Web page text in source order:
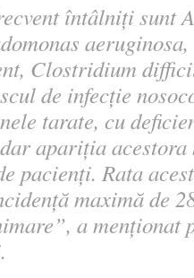
întâlniți sunt
Clostridium
de infecție
tarate, cu
apariția acestora
pacienți. Rata
maximă de
a menționat